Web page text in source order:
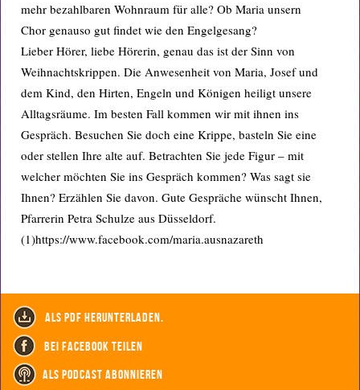
mehr bezahlbaren Wohnraum für alle? Ob Maria unsern
Chor genauso gut findet wie den Engelgesang?
Lieber Hörer, liebe Hörerin, genau das ist der Sinn von
Weihnachtskrippen. Die Anwesenheit von Maria, Josef und
dem Kind, den Hirten, Engeln und Königen heiligt unsere
Alltagsräume. Im besten Fall kommen wir mit ihnen ins
Gespräch. Besuchen Sie doch eine Krippe, basteln Sie eine
oder stellen Ihre alte auf. Betrachten Sie jede Figur – mit
welcher möchten Sie ins Gespräch kommen? Was sagt sie
Ihnen? Erzählen Sie davon. Gute Gespräche wünscht Ihnen,
Pfarrerin Petra Schulze aus Düsseldorf.
(1)https://www.facebook.com/maria.ausnazareth
als PDF herunterladen.
bei Facebook teilen
als Podcast abonnieren